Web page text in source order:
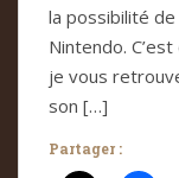
la possibilité
Nintendo.
je vous
son […]
Partager :